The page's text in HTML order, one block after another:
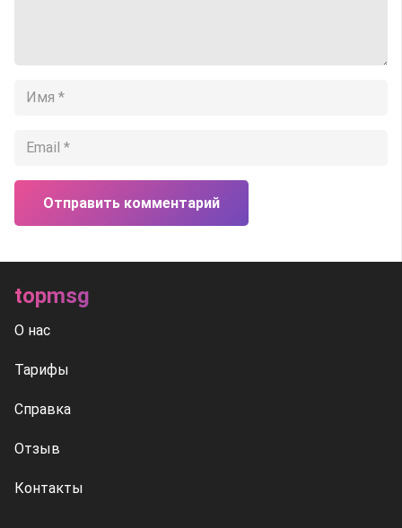
Отправить комментарий
topmsg
О нас
Тарифы
Справка
Отзыв
Контакты